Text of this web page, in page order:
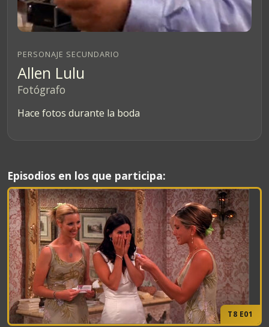
PERSONAJE SECUNDARIO
Allen Lulu
Fotógrafo
Hace fotos durante la boda
Episodios en los que participa:
T8 E01